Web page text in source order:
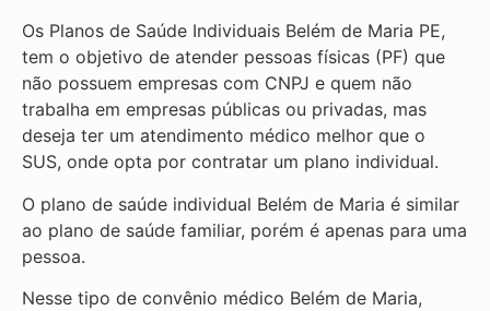
Os Planos de Saúde Individuais Belém de Maria PE,
tem o objetivo de atender pessoas físicas (PF) que
não possuem empresas com CNPJ e quem não
trabalha em empresas públicas ou privadas, mas
deseja ter um atendimento médico melhor que o
SUS, onde opta por contratar um plano individual.
O plano de saúde individual Belém de Maria é similar
ao plano de saúde familiar, porém é apenas para uma
pessoa.
Nesse tipo de convênio médico Belém de Maria,